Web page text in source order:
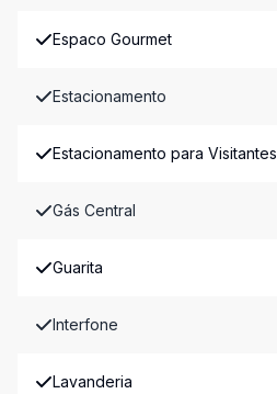
Espaco Gourmet
Estacionamento
Estacionamento para Visitantes
Gás Central
Guarita
Interfone
Lavanderia